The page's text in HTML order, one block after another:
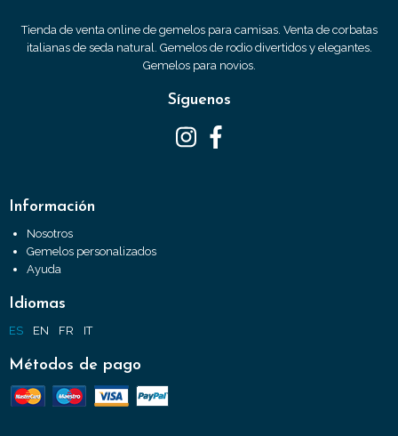
Tienda de venta online de gemelos para camisas. Venta de corbatas
italianas de seda natural. Gemelos de rodio divertidos y elegantes.
Gemelos para novios.
Síguenos
Información
Nosotros
Gemelos personalizados
Ayuda
Idiomas
ES EN FR IT
Métodos de pago